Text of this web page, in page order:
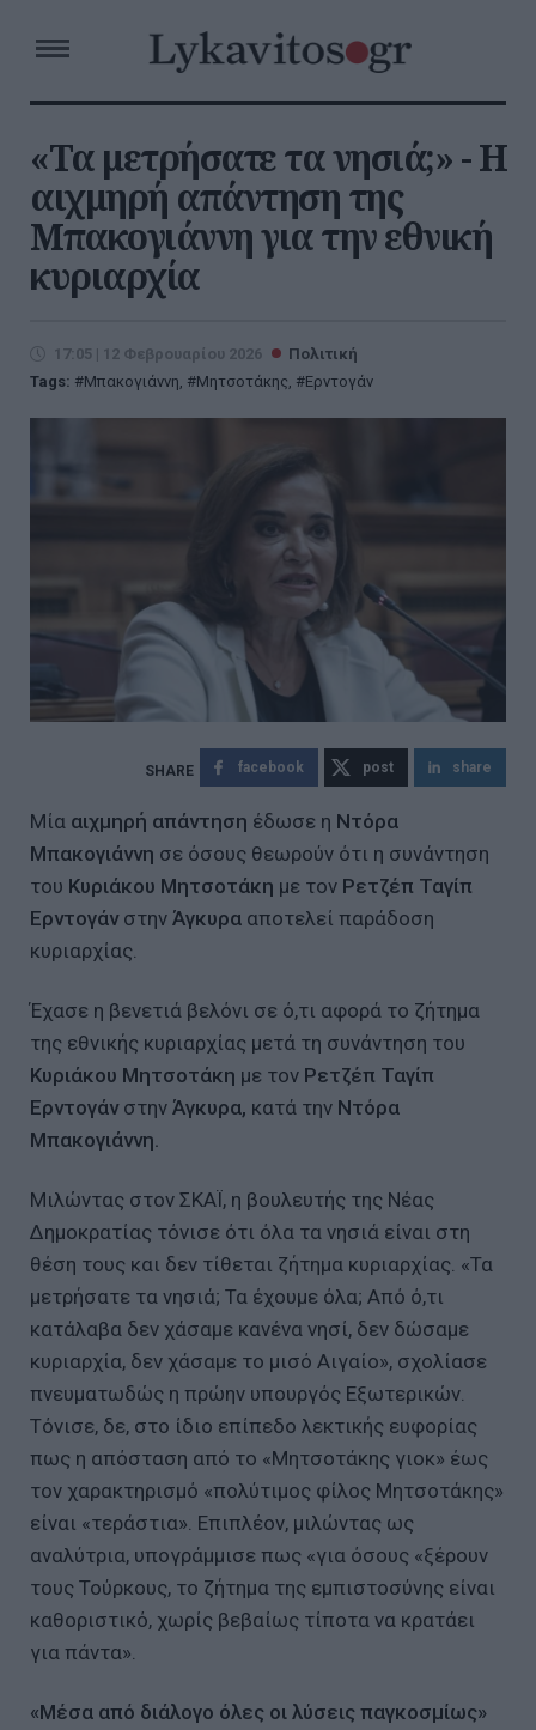
«Τα μετρήσατε τα νησιά;» - Η
αιχμηρή απάντηση της
Μπακογιάννη για την εθνική
κυριαρχία
17:05 | 12 Φεβρουαρίου 2026
Πολιτική
Tags:
Μπακογιάννη, Μητσοτάκης, Ερντογάν
facebook post share
Μία αιχμηρή απάντηση έδωσε η Ντόρα
Μπακογιάννη σε όσους θεωρούν ότι η συνάντηση
του Κυριάκου Μητσοτάκη με τον Ρετζέπ Ταγίπ
Ερντογάν στην Άγκυρα αποτελεί παράδοση
κυριαρχίας.
Έχασε η βενετιά βελόνι σε ό,τι αφορά το ζήτημα
της εθνικής κυριαρχίας μετά τη συνάντηση του
Κυριάκου Μητσοτάκη με τον Ρετζέπ Ταγίπ
Ερντογάνστην Άγκυρα, κατά την Ντόρα
Μπακογιάννη.
Μιλώντας στον ΣΚΑΪ, η βουλευτής της Νέας
Δημοκρατίας τόνισε ότι όλα τα νησιά είναι στη
θέση τους και δεν τίθεται ζήτημα κυριαρχίας. «Τα
μετρήσατε τα νησιά; Τα έχουμε όλα; Από ό,τι
κατάλαβα δεν χάσαμε κανένα νησί, δεν δώσαμε
κυριαρχία, δεν χάσαμε το μισό Αιγαίο», σχολίασε
πνευματωδώς η πρώην υπουργός Εξωτερικών.
Τόνισε, δε, στο ίδιο επίπεδο λεκτικής ευφορίας
πως η απόσταση από το «Μητσοτάκης γιοκ» έως
τον χαρακτηρισμό «πολύτιμος φίλος Μητσοτάκης»
είναι «τεράστια». Επιπλέον, μιλώντας ως
αναλύτρια, υπογράμμισε πως «για όσους «ξέρουν
τους Τούρκους, το ζήτημα της εμπιστοσύνης είναι
καθοριστικό, χωρίς βεβαίως τίποτα να κρατάει
για πάντα».
«Μέσα από διάλογο όλες οι λύσεις παγκοσμίως»